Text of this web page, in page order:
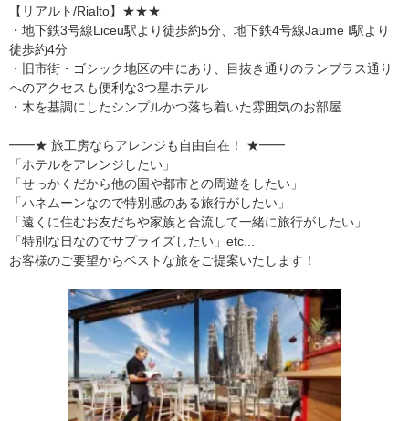
【リアルト/Rialto】★★★
・地下鉄3号線Liceu駅より徒歩約5分、地下鉄4号線Jaume I駅より
徒歩約4分
・旧市街・ゴシック地区の中にあり、目抜き通りのランブラス通り
へのアクセスも便利な3つ星ホテル
・木を基調にしたシンプルかつ落ち着いた雰囲気のお部屋
━━★ 旅工房ならアレンジも自由自在！ ★━━
「ホテルをアレンジしたい」
「せっかくだから他の国や都市との周遊をしたい」
「ハネムーンなので特別感のある旅行がしたい」
「遠くに住むお友だちや家族と合流して一緒に旅行がしたい」
「特別な日なのでサプライズしたい」etc...
お客様のご要望からベストな旅をご提案いたします！